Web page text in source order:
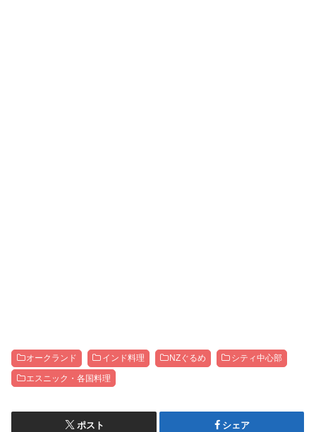
オークランド インド料理 NZぐるめ シティ中心部
エスニック・各国料理
ポスト シェア